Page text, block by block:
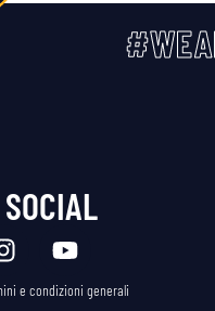
e condizioni generali